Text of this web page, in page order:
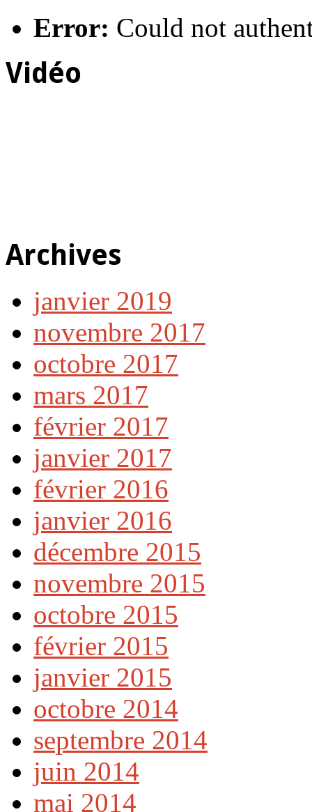
Error: Could not
Vidéo
Archives
janvier 2019
novembre 2017
octobre 2017
mars 2017
février 2017
janvier 2017
février 2016
janvier 2016
décembre 2015
novembre 2015
octobre 2015
février 2015
janvier 2015
octobre 2014
septembre 2014
juin 2014
mai 2014